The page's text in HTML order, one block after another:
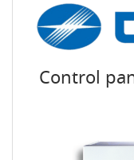
Control